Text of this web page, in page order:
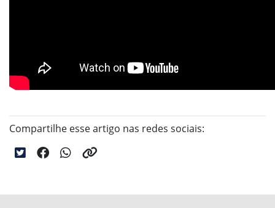
Compartilhe esse artigo nas redes sociais: